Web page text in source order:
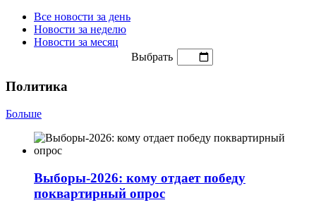
Все новости за день
Новости за неделю
Новости за месяц
Выбрать
Политика
Больше
Выборы-2026: кому отдает победу
поквартирный опрос